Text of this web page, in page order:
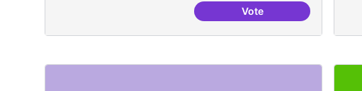
VoteGrades Obertes